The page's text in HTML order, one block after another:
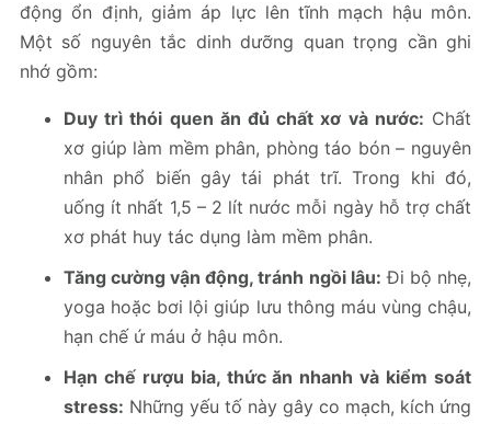
động ổn định, giảm áp lực lên tĩnh mạch hậu môn.
Một số nguyên tắc dinh dưỡng quan trọng cần ghi
nhớ gồm:
Duy trì thói quen ăn đủ chất xơ và nước: Chất
xơ giúp làm mềm phân, phòng táo bón – nguyên
nhân phổ biến gây tái phát trĩ. Trong khi đó,
uống ít nhất 1,5 – 2 lít nước mỗi ngày hỗ trợ chất
xơ phát huy tác dụng làm mềm phân.
Tăng cường vận động, tránh ngồi lâu: Đi bộ nhẹ,
yoga hoặc bơi lội giúp lưu thông máu vùng chậu,
hạn chế ứ máu ở hậu môn.
Hạn chế rượu bia, thức ăn nhanh và kiểm soát
stress: Những yếu tố này gây co mạch, kích ứng